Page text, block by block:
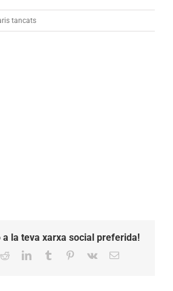
tancatsa
la teva xarxa social preferida!
RedditLinkedInTumblr Pinterest
Vk Email: